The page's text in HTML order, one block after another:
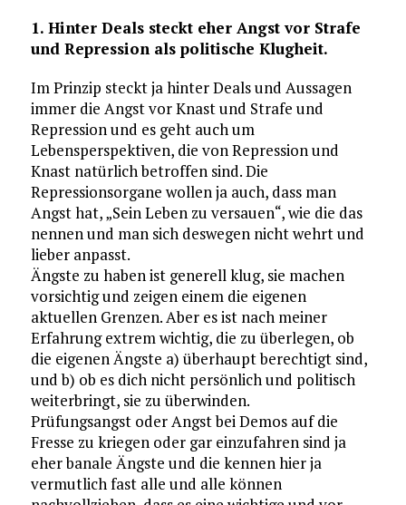
1. Hinter Deals steckt eher Angst vor Strafe
und Repression als politische Klugheit.
Im Prinzip steckt ja hinter Deals und Aussagen
immer die Angst vor Knast und Strafe und
Repression und es geht auch um
Lebensperspektiven, die von Repression und
Knast natürlich betroffen sind. Die
Repressionsorgane wollen ja auch, dass man
Angst hat, „Sein Leben zu versauen“, wie die das
nennen und man sich deswegen nicht wehrt und
lieber anpasst.
Ängste zu haben ist generell klug, sie machen
vorsichtig und zeigen einem die eigenen
aktuellen Grenzen. Aber es ist nach meiner
Erfahrung extrem wichtig, die zu überlegen, ob
die eigenen Ängste a) überhaupt berechtigt sind,
und b) ob es dich nicht persönlich und politisch
weiterbringt, sie zu überwinden.
Prüfungsangst oder Angst bei Demos auf die
Fresse zu kriegen oder gar einzufahren sind ja
eher banale Ängste und die kennen hier ja
vermutlich fast alle und alle können